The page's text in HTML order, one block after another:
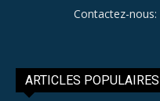
Contactez-nous:
ARTICLES POPULAIRES